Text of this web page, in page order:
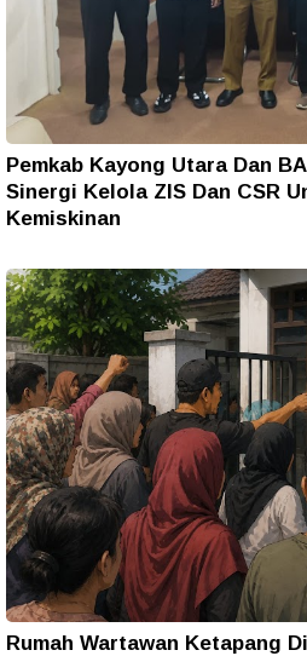
Pemkab Kayong Utara Dan
Sinergi Kelola ZIS Dan CSR
Kemiskinan
Rumah Wartawan Ketapang